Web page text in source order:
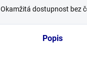
Okamžitá dostupnost bez
Popis